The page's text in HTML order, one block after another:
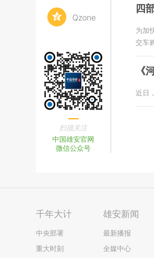
Qzone
扫描关注
中国雄安官网
微信公众号
四
为加
交车
《
近日
千年大计
中央部署
重大时刻
雄安新闻
最新播报
全媒中心